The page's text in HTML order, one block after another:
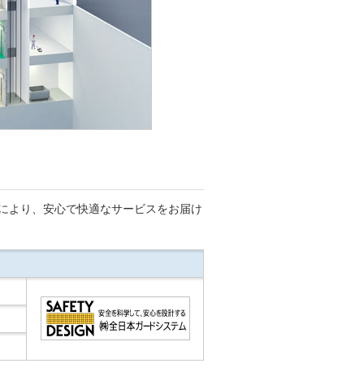
より、安心で快適なサービスをお届け